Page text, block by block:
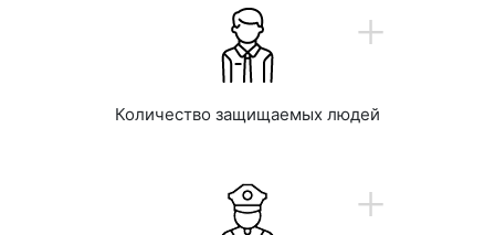
+
Количество защищаемых людей
+